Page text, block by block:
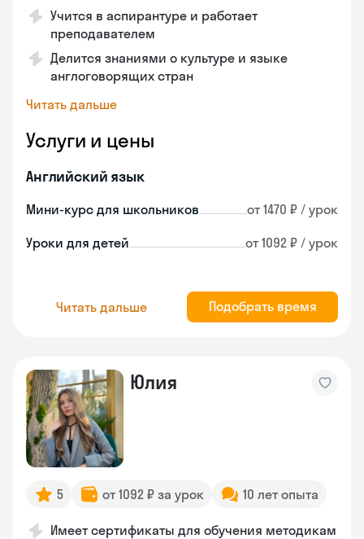
Учится в аспирантуре и работает
преподавателем
Делится знаниями о культуре и языке
англоговорящих стран
Читать дальше
Услуги и цены
Английский язык
Мини-курс для школьников от 1470 ₽ / урок
Уроки для детей от 1092 ₽ / урок
Читать дальше Подобрать время
Юлия
5 от 1092 ₽ за урок 10 лет опыта
Имеет сертификаты для обучения методикам